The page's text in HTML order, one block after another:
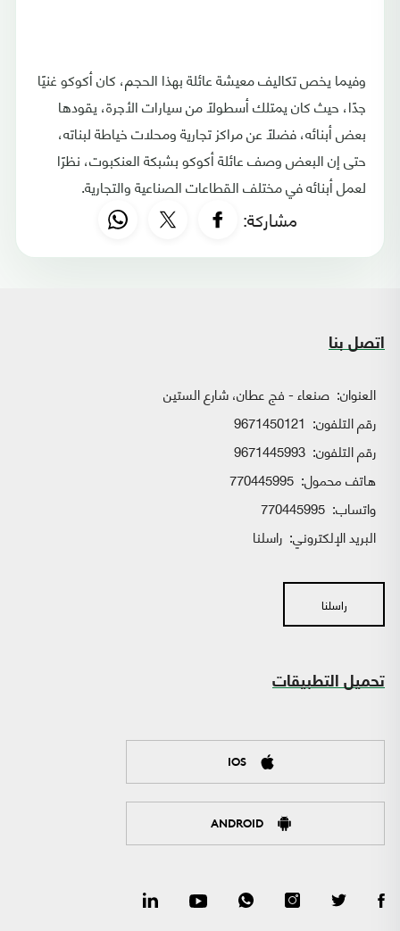
وفيما يخص تكاليف معيشة عائلة بهذا الحجم، كان أكوكو غنيًا
جدًا، حيث كان يمتلك أسطولًا من سيارات الأجرة، يقودها
بعض أبنائه، فضلًا عن مراكز تجارية ومحلات خياطة لبناته،
حتى إن البعض وصف عائلة أكوكو بشبكة العنكبوت، نظرًا
لعمل أبنائه في مختلف القطاعات الصناعية والتجارية.
مشاركة:
اتصل بنا
العنوان: صنعاء - فج عطان، شارع الستين
رقم التلفون: 9671450121
رقم التلفون: 9671445993
هاتف محمول: 770445995
واتساب:
البريد الإلكتروني: راسلنا
راسلنا
تحميل التطبيقات
IOS
ANDROID